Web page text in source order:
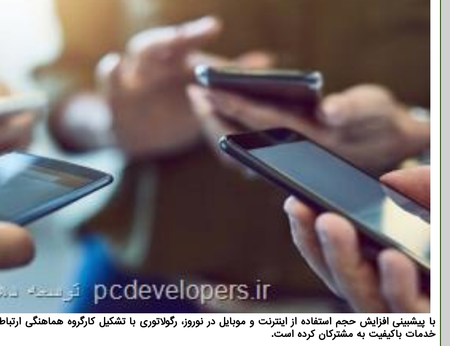
با پیشبینی افزایش حجم استفاده از اینترنت و موبایل در نوروز، رگولاتوری با تشکیل کارگروه هماهنگی
خدمات باکیفیت به مشترکان کرده است.